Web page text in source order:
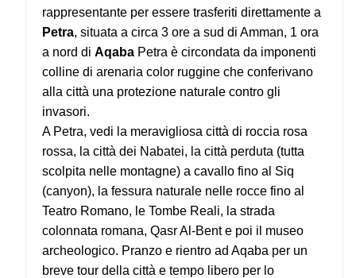
rappresentante per essere trasferiti direttamente a
Petra, situata a circa 3 ore a sud di Amman, 1 ora
a nord di Aqaba Petra è circondata da imponenti
colline di arenaria color ruggine che conferivano
alla città una protezione naturale contro gli
invasori.
A Petra, vedi la meravigliosa città di roccia rosa
rossa, la città dei Nabatei, la città perduta (tutta
scolpita nelle montagne) a cavallo fino al Siq
(canyon), la fessura naturale nelle rocce fino al
Teatro Romano, le Tombe Reali, la strada
colonnata romana, Qasr Al-Bent e poi il museo
archeologico. Pranzo e rientro ad Aqaba per un
breve tour della città e tempo libero per lo